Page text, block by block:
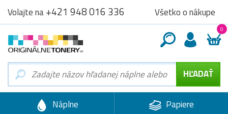
Volajte na+421 948 016 336 Všetko o nákupe
0
Náplne
Papiere